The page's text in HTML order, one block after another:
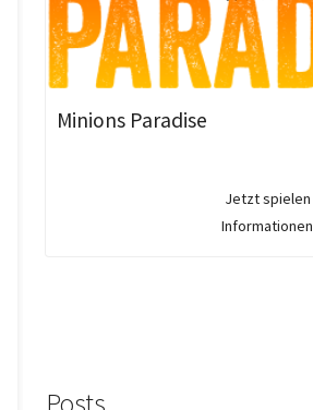
Minions Paradise
Jetzt spielen
Informationen